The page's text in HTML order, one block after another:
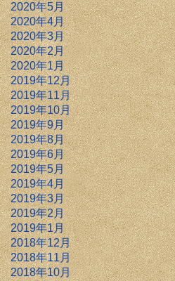
2020年5月
2020年4月
2020年3月
2020年2月
2020年1月
2019年12月
2019年11月
2019年10月
2019年9月
2019年8月
2019年6月
2019年5月
2019年4月
2019年3月
2019年2月
2019年1月
2018年12月
2018年11月
2018年10月